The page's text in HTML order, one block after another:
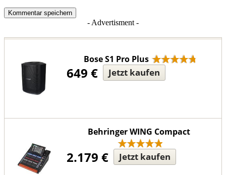
- Advertisment -
Bose S1 Pro Plus
649 € Jetzt kaufen
Behringer WING Compact
2.179 € Jetzt kaufen